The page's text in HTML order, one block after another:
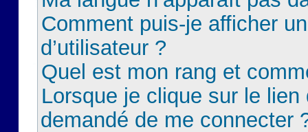
Comment puis-je afficher
d’utilisateur ?
Quel est mon rang et
Lorsque je clique sur le lien
demandé de me connecter